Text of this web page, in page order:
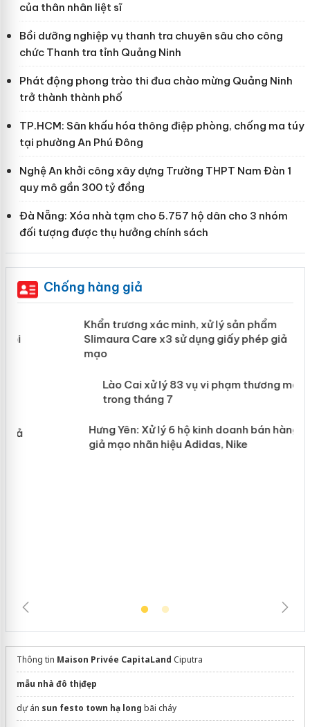
của thân nhân liệt sĩ
Bồi dưỡng nghiệp vụ thanh tra chuyên sâu cho công
chức Thanh tra tỉnh Quảng Ninh
Phát động phong trào thi đua chào mừng Quảng Ninh
trở thành thành phố
TP.HCM: Sân khấu hóa thông điệp phòng, chống ma túy
tại phường An Phú Đông
Nghệ An khởi công xây dựng Trường THPT Nam Đàn 1
quy mô gần 300 tỷ đồng
Đà Nẵng: Xóa nhà tạm cho 5.757 hộ dân cho 3 nhóm
đối tượng được thụ hưởng chính sách
Chống hàng giả
Khẩn trương xác minh, xử lý sản phẩm
Slimaura Care x3 sử dụng giấy phép
giả mạo
mại trong tháng 7
Thông tin Maison Privée CapitaLand Ciputra
mẫu nhà đô thị đẹp
dự án sun festo town hạ long bãi cháy